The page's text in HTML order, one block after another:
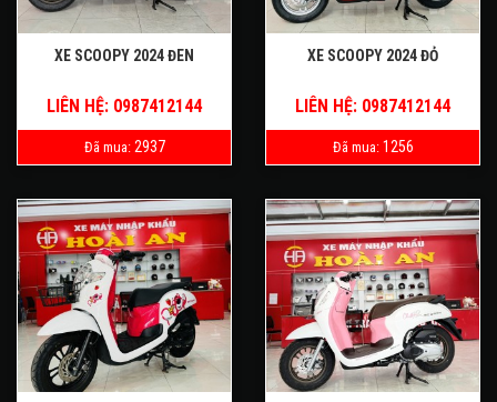
XE SCOOPY 2024 ĐEN
LIÊN HỆ: 0987412144
Đã mua: 2937
XE SCOOPY 2024 ĐỎ
LIÊN HỆ: 0987412144
Đã mua: 1256